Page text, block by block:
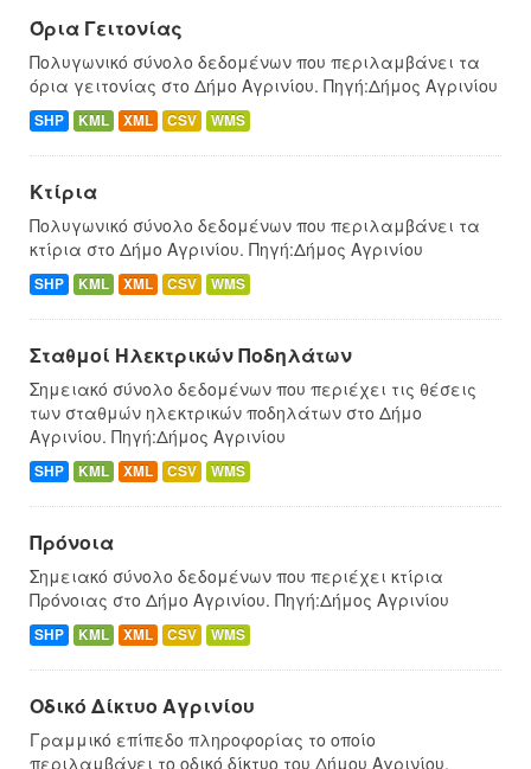
Όρια Γειτονίας
Πολυγωνικό σύνολο δεδομένων που περιλαμβάνει τα
όρια γειτονίας στο Δήμο Αγρινίου. Πηγή:Δήμος Αγρινίου
SHP KML XML CSV WMS
Κτίρια
Πολυγωνικό σύνολο δεδομένων που περιλαμβάνει τα
κτίρια στο Δήμο Αγρινίου. Πηγή:Δήμος Αγρινίου
SHP KML XML CSV WMS
Σταθμοί Ηλεκτρικών Ποδηλάτων
Σημειακό σύνολο δεδομένων που περιέχει τις θέσεις
των σταθμών ηλεκτρικών ποδηλάτων στο Δήμο
Αγρινίου. Πηγή:Δήμος Αγρινίου
SHP KML XML CSV WMS
Πρόνοια
Σημειακό σύνολο δεδομένων που περιέχει κτίρια
Πρόνοιας στο Δήμο Αγρινίου. Πηγή:Δήμος Αγρινίου
SHP KML XML CSV WMS
Οδικό Δίκτυο Αγρινίου
Γραμμικό επίπεδο πληροφορίας το οποίο
περιλαμβάνει το οδικό δίκτυο του Δήμου Αγρινίου.